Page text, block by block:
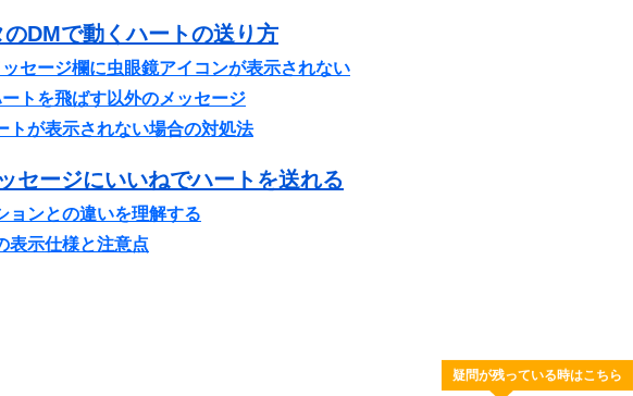
のDMで動くハートの送り方
ッセージ欄に虫眼鏡アイコンが表示されない
ートを飛ばす以外のメッセージ
トが表示されない場合の対処法
セージにいいねでハートを送れる
ョンとの違いを理解する
表示仕様と注意点
疑問が残っている時はこちら